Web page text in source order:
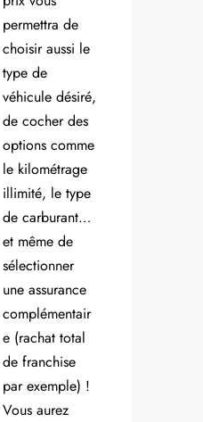
permettra de
choisir aussi le
type de
véhicule désiré,
de cocher des
options comme
le kilométrage
illimité, le type
de carburant…
et même de
sélectionner
une assurance
complémentair
e (rachat total
de franchise
par exemple) !
Vous aurez